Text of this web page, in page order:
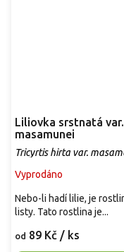
Liliovka srstnatá
masamunei
Tricyrtis hirta var.
Vyprodáno
od 89 Kč / ks
Nebo-li hadí lilie, je
listy. Tato rostlina je...